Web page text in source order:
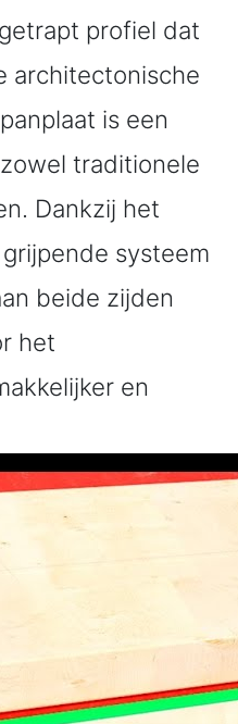
profiel dat
architectonische
is een
traditionele
Dankzij het
systeem
beide zijden
het
en